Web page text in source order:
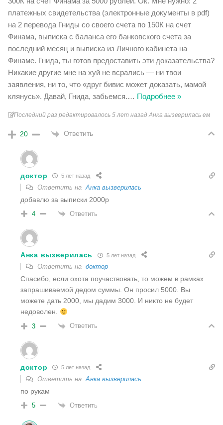
платежных свидетельства (электронные документы в pdf)
на 2 перевода Гниды со своего счета по 150К на счет
Финама, выписка с баланса его банковского счета за
последний месяц и выписка из Личного кабинета на
Финаме. Гнида, ты готов предоставить эти доказательства?
Никакие другие мне на хуй не всрались — ни твои
заявления, ни то, что «друг бивис может доказать, мамой
клянусь». Давай, Гнида, забьемся.… Подробнее »
Последний раз редактировалось 5 лет назад Анка вызверилась ем
20 Ответить
доктор 5 лет назад
Ответить на Анка вызверилась
добавлю за выписки 2000р
4 Ответить
Анка вызверилась 5 лет назад
Ответить на доктор
Спасибо, если охота поучаствовать, то можем в рамках
запрашиваемой дедом суммы. Он просил 5000. Вы
можете дать 2000, мы дадим 3000. И никто не будет
недоволен.
3 Ответить
доктор 5 лет назад
Ответить на Анка вызверилась
по рукам
5 Ответить